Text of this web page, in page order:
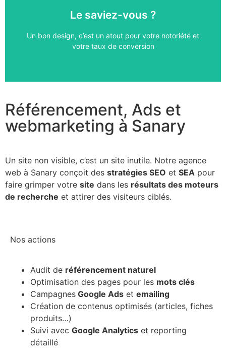
Le saviez-vous ?
Un bon design, c’est un atout pour votre notoriété et
votre taux de conversion
Rencontrons-nous
Échangeons sur votre projet
Référencement, Ads et
webmarketing à Sanary
Un site non visible, c’est un site inutile. Notre agence
web à Sanary conçoit des stratégies SEO et SEA pour
faire grimper votre site dans les résultats des moteurs
de recherche et attirer des visiteurs ciblés.
Nos actions
Audit de référencement naturel
Optimisation des pages pour les mots clés
Campagnes Google Ads et emailing
Création de contenus optimisés (articles, fiches
produits…)
Suivi avec Google Analytics et reporting
détaillé